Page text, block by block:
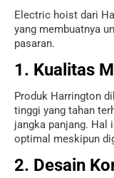
Electric hoist dari
yang membuatnya
pasaran.
1. Kualitas
Produk Harrington
tinggi yang tahan
jangka panjang. Hal
optimal meskipun
2. Desain